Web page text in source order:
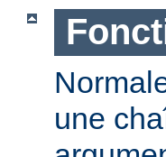
une